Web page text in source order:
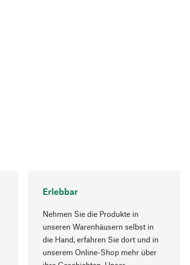
Erlebbar
Nehmen Sie die Produkte in
unseren Warenhäusern selbst in
die Hand, erfahren Sie dort und in
unserem Online-Shop mehr über